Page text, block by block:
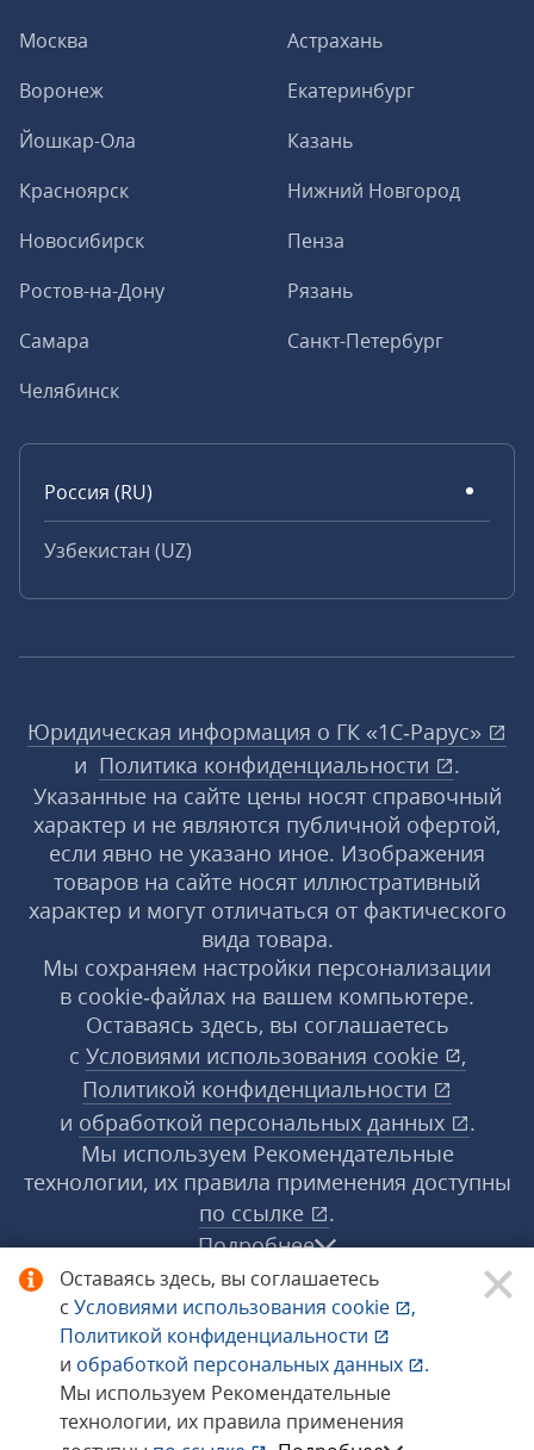
Оставаясь здесь, вы соглашаетесь
с Условиями использования cookie
,
Политикой конфиденциальности
и обработкой персональных данных
.
Мы используем Рекомендательные
технологии, их правила применения
Москва
Астрахань
Воронеж
Екатеринбург
Йошкар-Ола
Казань
Красноярск
Нижний Новгород
Новосибирск
Пенза
Ростов-на-Дону
Рязань
Самара
Санкт-Петербург
Челябинск
Россия (RU)
Узбекистан (UZ)
Юридическая информация о ГК «1С‑Рарус»
и Политика конфиденциальности
.
Указанные на сайте цены носят справочный
характер и не являются публичной офертой,
если явно не указано иное. Изображения
товаров на сайте носят иллюстративный
характер и могут отличаться от фактического
вида товара.
Мы сохраняем настройки персонализации
в cookie‑файлах на вашем компьютере.
Оставаясь здесь, вы соглашаетесь
с Условиями использования cookie
,
Политикой конфиденциальности
и обработкой персональных данных
.
Мы используем Рекомендательные
технологии, их правила применения доступны
по ссылке
.
Подробнее
© 1998−2026 «1С‑Рарус» ®. Все права
защищены.
Сообщить об ошибке